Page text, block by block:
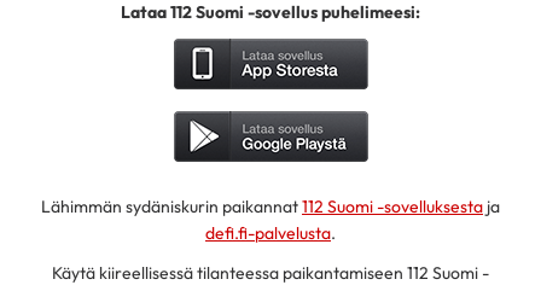
Lataa 112 Suomi -sovellus puhelimeesi:
Lähimmän sydäniskurin paikannat112 Suomi -sovelluksesta ja
defi.fi-palvelusta.
Käytä kiireellisessä tilanteessa paikantamiseen 112 Suomi -